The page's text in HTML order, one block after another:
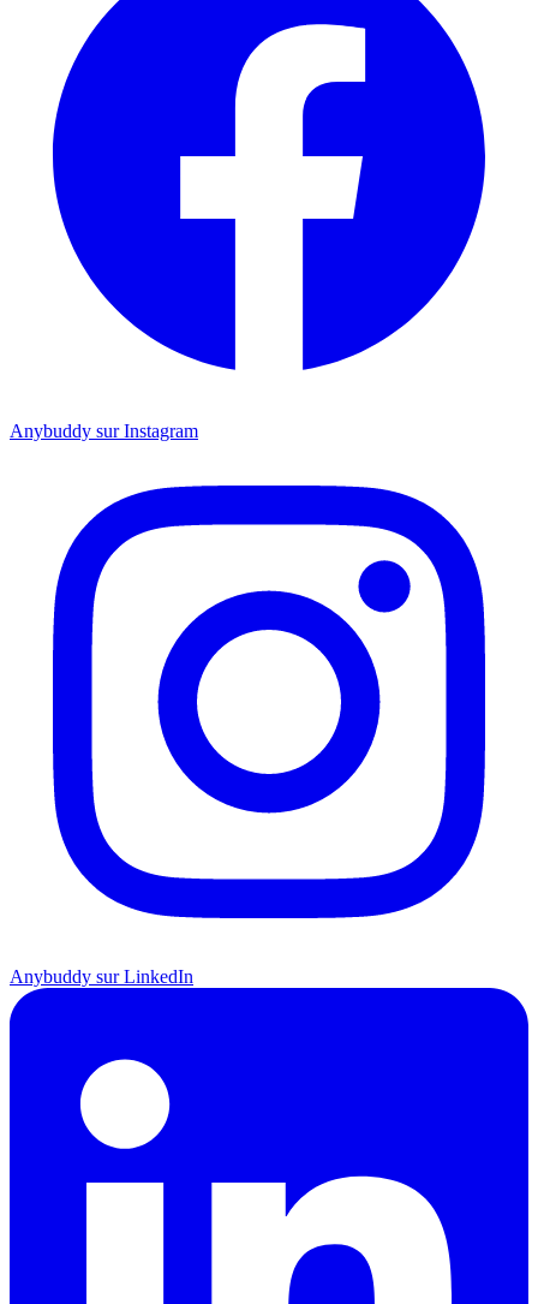
Anybuddy sur Instagram
Anybuddy sur LinkedIn